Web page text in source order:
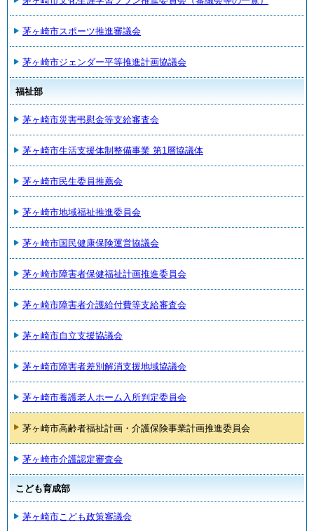
茅ヶ崎市スポーツ推進審議会
茅ヶ崎市ジェンダー平等推進計画協議会
福祉部
茅ヶ崎市災害弔慰金等支給審査会
茅ヶ崎市生活支援体制整備事業 第1層協議体
茅ヶ崎市民生委員推薦会
茅ヶ崎市地域福祉推進委員会
茅ヶ崎市国民健康保険運営協議会
茅ヶ崎市障害者保健福祉計画推進委員会
茅ヶ崎市障害者介護給付費等支給審査会
茅ヶ崎市自立支援協議会
茅ヶ崎市障害者差別解消支援地域協議会
茅ヶ崎市養護老人ホーム入所判定委員会
茅ヶ崎市高齢者福祉計画・介護保険事業計画推進委員会
茅ヶ崎市介護認定審査会
こども育成部
茅ヶ崎市こども政策審議会